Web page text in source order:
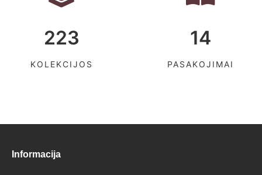
223
KOLEKCIJOS
14
PASAKOJIMAI
Informacija